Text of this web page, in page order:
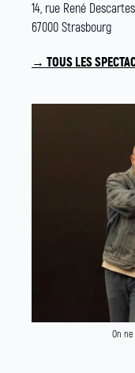
14, rue René Descartes
67000 Strasbourg
→ TOUS LES
On